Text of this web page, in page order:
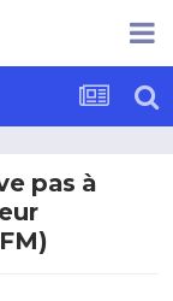
pas à